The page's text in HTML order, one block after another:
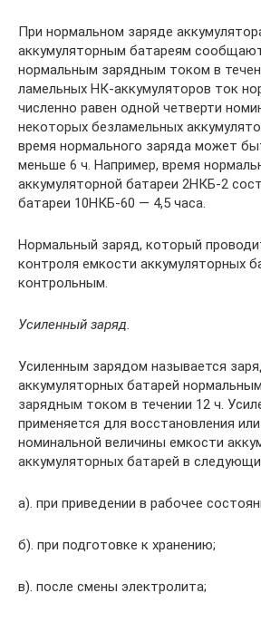
При нормальном заряде
аккумуляторным батареям
нормальным зарядным током в
ламельных НК-аккумуляторов ток
численно равен одной четверти
некоторых безламельных
время нормального заряда может
меньше 6 ч. Например, время
аккумуляторной батареи 2НКБ-2
батареи 10НКБ-60 — 4,5 часа.
Нормальный заряд, который
контроля емкости аккумуляторных
контрольным.
Усиленный заряд.
Усиленным зарядом называется
аккумуляторных батарей
зарядным током в течении 12 ч.
применяется для восстановления
номинальной величины емкости
аккумуляторных батарей в
а). при приведении в рабочее
б). при подготовке к хранению;
в). после смены электролита;